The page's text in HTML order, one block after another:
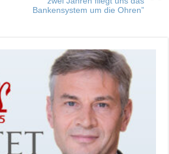
Bankensystem um die Ohren”